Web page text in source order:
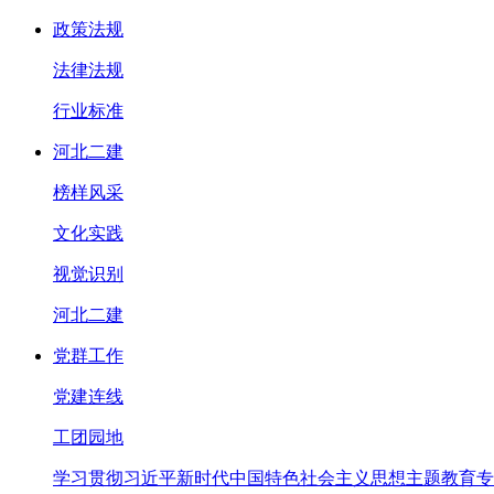
政策法规
法律法规
行业标准
河北二建
榜样风采
文化实践
视觉识别
河北二建
党群工作
党建连线
工团园地
学习贯彻习近平新时代中国特色社会主义思想主题教育